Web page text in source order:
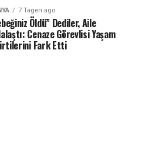
7 Tagen ago
Öldü” Dediler, Aile
Cenaze Görevlisi Yaşam
Fark Etti